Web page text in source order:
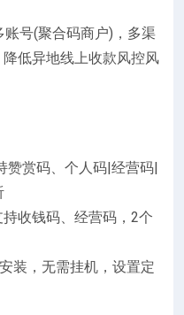
号(聚合码商户)，多渠
低异地线上收款风控风
赞赏码、个人码|经营码|
收钱码、经营码，2个
装，无需挂机，设置定